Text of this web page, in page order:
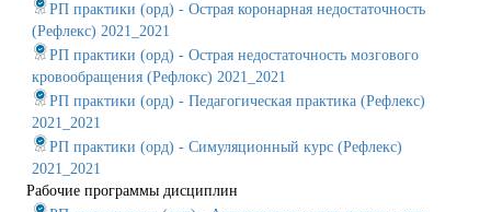
РП практики (орд) - Острая коронарная недостаточность
(Рефлекс) 2021_2021
РП практики (орд) - Острая недостаточность мозгового
кровообращения (Рефлокс) 2021_2021
РП практики (орд) - Педагогическая практика (Рефлекс)
2021_2021
РП практики (орд) - Симуляционный курс (Рефлекс)
2021_2021
Рабочие программы дисциплин